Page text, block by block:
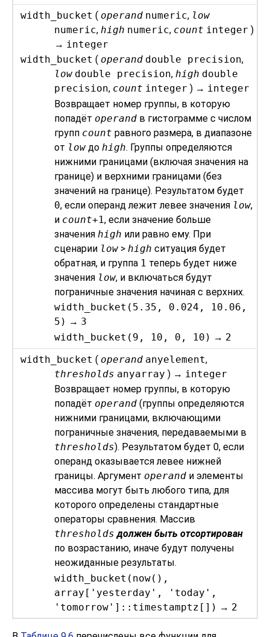
width_bucket ( operand numeric, low
numeric, high numeric, count integer )
→ integer
width_bucket ( operand double precision,
low double precision,high double
precision, count integer ) → integer
Возвращает номер группы, в которую
попадёт operand в гистограмме с числом
групп count равного размера, в диапазоне
от low до high. Группы определяются
нижними границами (включая значения на
границе) и верхними границами (без
значений на границе). Результатом будет
0, если операнд лежит левее значения low,
и count+1, если значение больше
значения high или равно ему. При
сценарии low > high ситуация будет
обратная, и группа 1 теперь будет ниже
значения low, и включаться будут
пограничные значения начиная с верхних.
width_bucket(5.35, 0.024, 10.06,
5) → 3
width_bucket(9, 10, 0, 10) → 2
width_bucket ( operand anyelement,
thresholds anyarray ) → integer
Возвращает номер группы, в которую
попадёт operand (группы определяются
нижними границами, включающими
пограничные значения, передаваемыми в
thresholds). Результатом будет 0, если
операнд оказывается левее нижней
границы. Аргумент operand и элементы
массива могут быть любого типа, для
которого определены стандартные
операторы сравнения. Массив
thresholds должен быть отсортирован
по возрастанию, иначе будут получены
неожиданные результаты.
width_bucket(now(),
array['yesterday', 'today',
'tomorrow']::timestamptz[]) → 2